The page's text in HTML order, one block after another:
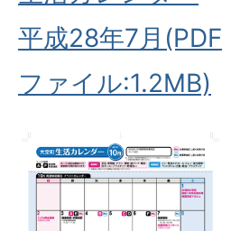
平成28年7月(PDF
ファイル:1.2MB)